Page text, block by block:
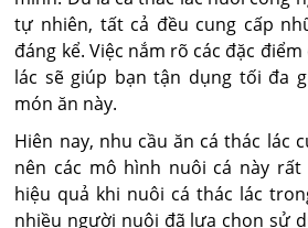
tự nhiên, tất cả đều cung cấp
đáng kể. Việc nắm rõ các đặc
lác sẽ giúp bạn tận dụng tối đa
món ăn này.
Hiên nay, nhu cầu ăn cá thác lác
nên các mô hình nuôi cá này
hiệu quả khi nuôi cá thác lác
nhiều người nuôi đã lựa chọn sử